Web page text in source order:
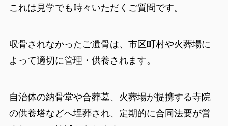
これは見学でも時々いただくご質問です。
収骨されなかったご遺骨は、市区町村や火葬場に
よって適切に管理・供養されます。
自治体の納骨堂や合葬墓、火葬場が提携する寺院
の供養塔などへ埋葬され、定期的に合同法要が営